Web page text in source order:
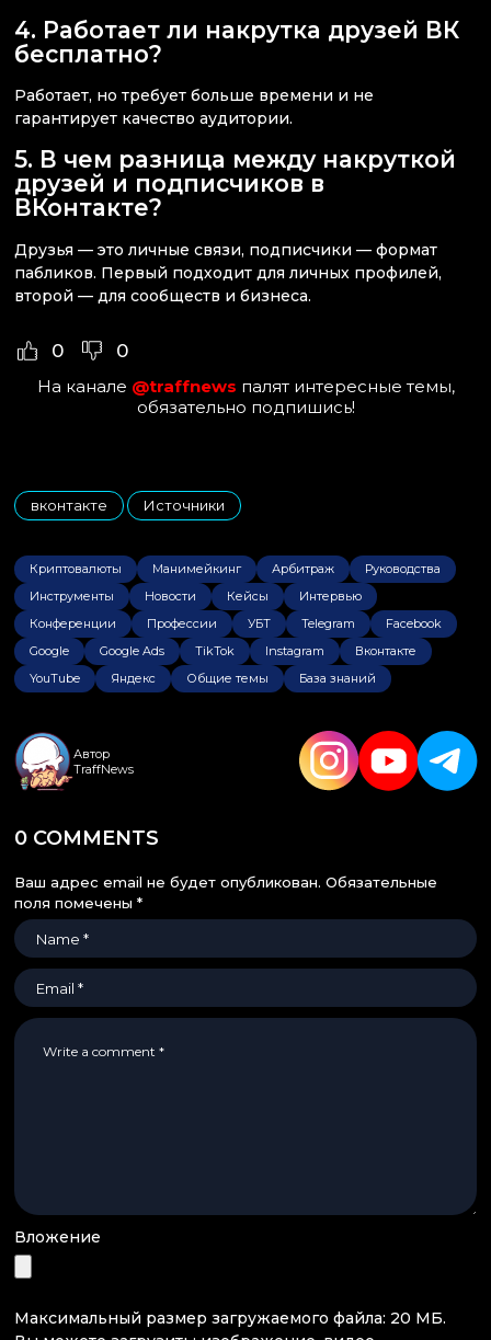
4. Работает ли накрутка друзей ВК
бесплатно?
Работает, но требует больше времени и не
гарантирует качество аудитории.
5. В чем разница между накруткой
друзей и подписчиков в
ВКонтакте?
Друзья — это личные связи, подписчики — формат
пабликов. Первый подходит для личных профилей,
второй — для сообществ и бизнеса.
0 0
На канале @traffnews палят интересные темы,
обязательно подпишись!
вконтакте
,
Источники
Криптовалюты Манимейкинг Арбитраж
Руководства
Инструменты
Новости Кейсы
Интервью
Конференции
Профессии УБТ Telegram
Facebook
Google
Google Ads TikTok Instagram
Вконтакте
YouTube
Яндекс Общие темы База знаний
Автор
TraffNews
0 COMMENTS
Ваш адрес email не будет опубликован. Обязательные
поля помечены *
Вложение
Максимальный размер загружаемого файла: 20 МБ.